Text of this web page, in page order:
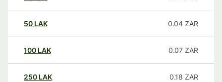
50 LAK 0.04 ZAR
100 LAK 0.07 ZAR
250 LAK 0.18 ZAR